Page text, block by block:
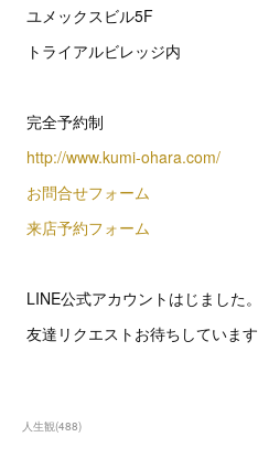
ユメックスビル5F
トライアルビレッジ内
完全予約制
http://www.kumi-ohara.com/
お問合せフォーム
来店予約フォーム
LINE公式アカウントはじました。
友達リクエストお待ちしています
人生観(488)